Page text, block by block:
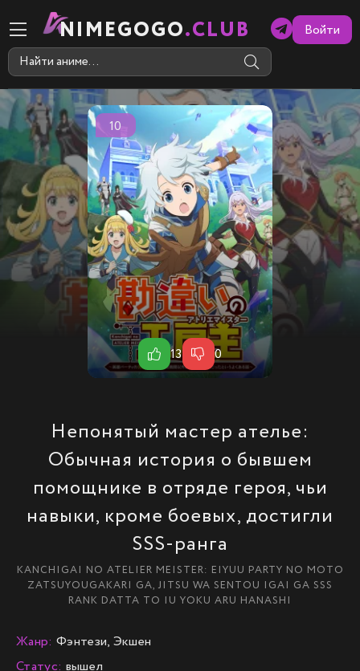
NIMEGOGO.CLUB Войти
Непонятый мастер ателье:
Обычная история о бывшем
помощнике в отряде героя, чьи
навыки, кроме боевых, достигли
SSS-ранга
KANCHIGAI NO ATELIER MEISTER: EIYUU PARTY NO MOTO
ZATSUYOUGAKARI GA, JITSU WA SENTOU IGAI GA SSS
RANK DATTA TO IU YOKU ARU HANASHI
10
13 0
Жанр: Фэнтези, Экшен
Статус: вышел